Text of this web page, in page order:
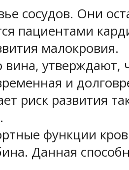
сосудов. Они
пациентами
малокровия.
вина, утверждают,
и
риск развития
функции
Данная